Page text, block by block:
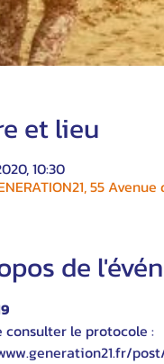
et lieu
10:30
55
de
consulter le protocole :